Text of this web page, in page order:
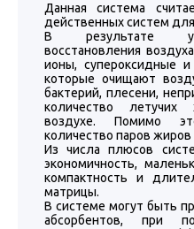
Данная система
действенных систем
В результате
восстановления
ионы, супероксидные
которые очищают
бактерий, плесени,
количество
воздухе. Помимо
количество паров
Из числа плюсов
экономичность,
компактность и
матрицы.
В системе могут быть
абсорбентов, при